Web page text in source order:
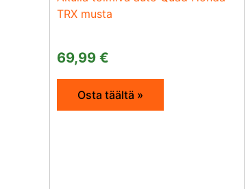
TRX musta
69,99 €
Osta täältä »